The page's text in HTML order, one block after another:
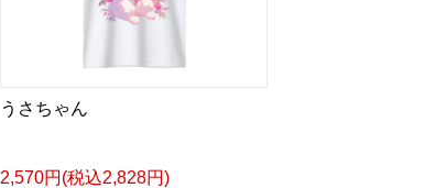
うさちゃん
2,570円(税込2,828円)